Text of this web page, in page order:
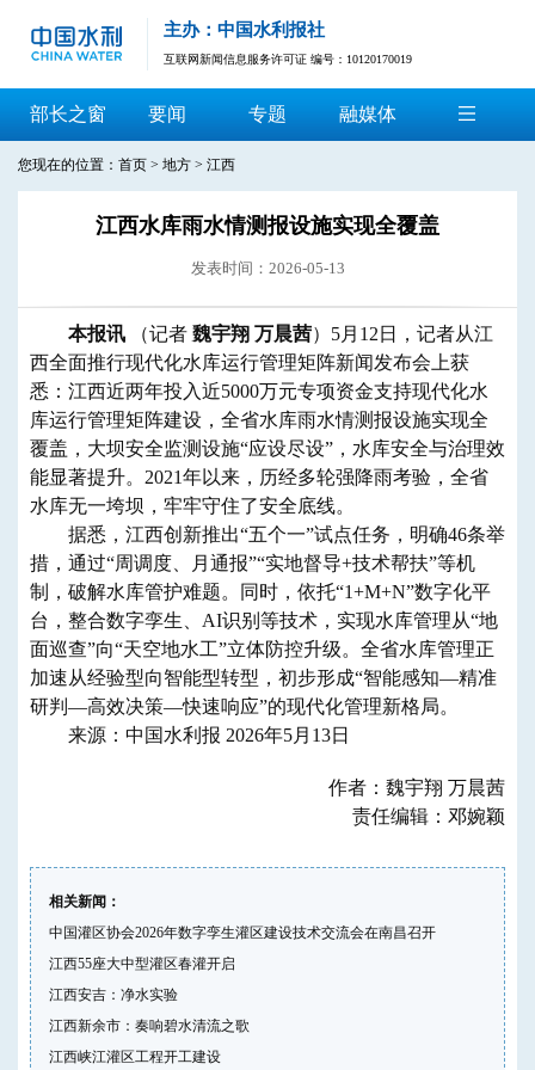
主办：中国水利报社
互联网新闻信息服务许可证 编号：10120170019
部长之窗 要闻 专题 融媒体
您现在的位置： 首页 > 地方 > 江西
江西水库雨水情测报设施实现全覆盖
发表时间：2026-05-13
​本报讯 （记者 魏宇翔 万晨茜）5月12日，记者从江
西全面推行现代化水库运行管理矩阵新闻发布会上获
悉：江西近两年投入近5000万元专项资金支持现代化水
库运行管理矩阵建设，全省水库雨水情测报设施实现全
覆盖，大坝安全监测设施“应设尽设”，水库安全与治理效
能显著提升。2021年以来，历经多轮强降雨考验，全省
水库无一垮坝，牢牢守住了安全底线。
据悉，江西创新推出“五个一”试点任务，明确46条举
措，通过“周调度、月通报”“实地督导+技术帮扶”等机
制，破解水库管护难题。同时，依托“1+M+N”数字化平
台，整合数字孪生、AI识别等技术，实现水库管理从“地
面巡查”向“天空地水工”立体防控升级。全省水库管理正
加速从经验型向智能型转型，初步形成“智能感知—精准
研判—高效决策—快速响应”的现代化管理新格局。
来源：中国水利报 2026年5月13日
作者：魏宇翔 万晨茜
责任编辑：邓婉颖
相关新闻：
中国灌区协会2026年数字孪生灌区建设技术交流会在南昌召开
江西55座大中型灌区春灌开启
江西安吉：净水实验
江西新余市：奏响碧水清流之歌
江西峡江灌区工程开工建设